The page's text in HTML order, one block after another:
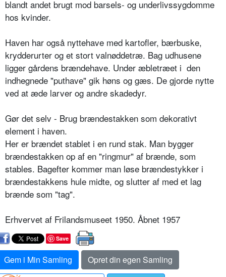
blandt andet brugt mod barsels- og underlivssygdomme
hos kvinder.
Haven har også nyttehave med kartofler, bærbuske,
krydderurter og et stort valnøddetræ. Bag udhusene
ligger gårdens brændehave. Under æbletræet i den
indhegnede "puthave" gik høns og gæs. De gjorde nytte
ved at æde larver og andre skadedyr.
Gør det selv - Brug brændestakken som dekorativt
element i haven.
Her er brændet stablet i en rund stak. Man bygger
brændestakken op af en "ringmur" af brænde, som
stables. Bagefter kommer man løse brændestykker i
brændestakkens hule midte, og slutter af med et lag
brænde som "tag".
Erhvervet af Frilandsmuseet 1950. Åbnet 1957
Save
Gem i Min Samling
Opret din egen Samling